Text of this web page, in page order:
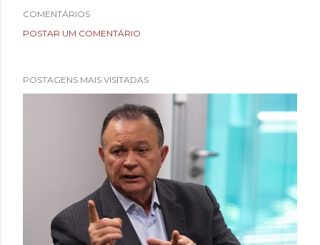
COMENTÁRIOS
POSTAR UM COMENTÁRIO
POSTAGENS MAIS VISITADAS